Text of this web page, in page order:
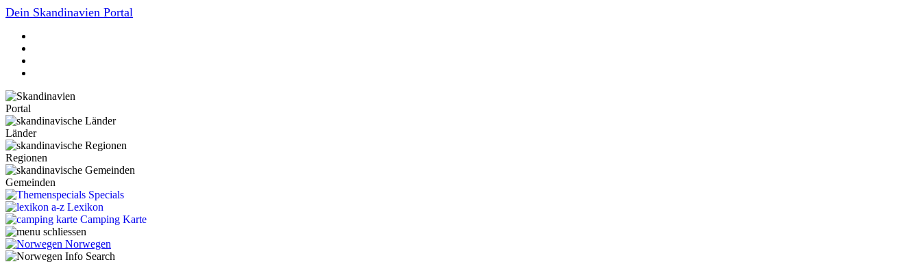
Dein Skandinavien Portal
Portal
Länder
Regionen
Gemeinden
Specials
Lexikon
Camping Karte
Norwegen